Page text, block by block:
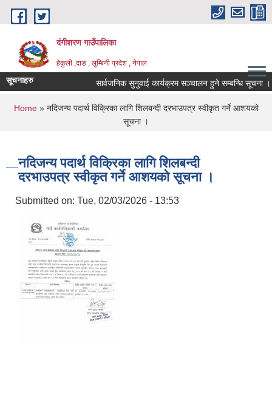
Skip to main content
दंगीशरण गाउँपालिका
हेकुली ,दाङ , लुम्बिनी प्रदेश , नेपाल
सूचनाहरु सार्वजनिक सुनुवाई कार्यक्रम सञ्चालन हुने सम्बन्धि सूचना ।
You are here
Home» नदिजन्य पदार्थ विक्रिका लागि शिलबन्दी दरभाउपत्र स्वीकृत गर्ने आशयको
सूचना ।
नदिजन्य पदार्थ विक्रिका लागि शिलबन्दी
दरभाउपत्र स्वीकृत गर्ने आशयको सूचना ।
Submitted on: Tue, 02/03/2026 - 13:53